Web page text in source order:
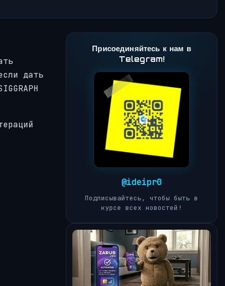
дать
Присоединяйтесь к нам в
Telegram!
@ideipr0
Подписывайтесь, чтобы быть в
курсе всех новостей!